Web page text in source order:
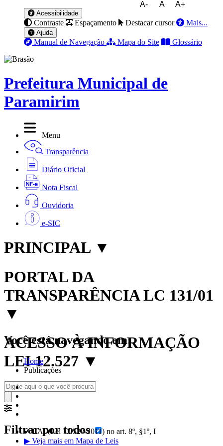
A- A A+
Acessibilidade
Contraste Espaçamento Destacar cursor Mais...
Ajuda
Manual de Navegação Mapa do Site Glossário
Prefeitura Municipal de
Paramirim
Menu
Transparência
Diário Oficial
Nota Fiscal
Ouvidoria
e-SIC
PRINCIPAL ▼
PORTAL DA
TRANSPARÊNCIA LC 131/01
▼
ACESSO À INFORMAÇÃO
LEI 12.527 ▼
Filtrar por todos
Você está navegando em:
Home
Publicações
✔ LAI (Lei 12.527/2011) no art. 8º, §1º, I
▶ Veja mais em Mapa de Leis